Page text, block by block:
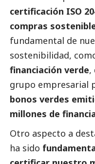
certificación ISO
compras
fundamental de
sostenibilidad,
financiación verde,
grupo empresarial
bonos verdes
millones de
Otro aspecto a
ha sido